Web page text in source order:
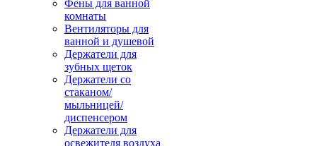
Фены для ванной
комнаты
Вентиляторы для
ванной и душевой
Держатели для
зубных щеток
Держатели со
стаканом/
мыльницей/
диспенсером
Держатели для
освежителя воздуха